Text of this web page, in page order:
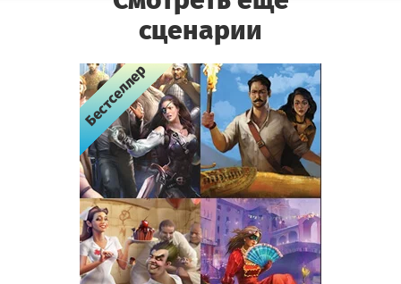
сценарии
Бестселлер
Бестселлер
Бестселлер
Бестселлер